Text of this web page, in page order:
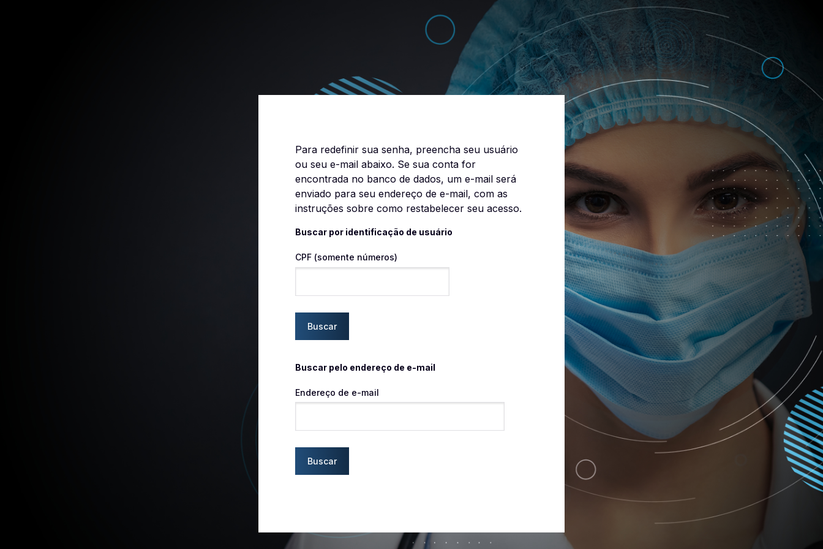
Para redefinir sua senha, preencha seu usuário
ou seu e-mail abaixo. Se sua conta for
encontrada no banco de dados, um e-mail será
enviado para seu endereço de e-mail, com as
instruções sobre como restabelecer seu acesso.
Buscar por identificação de usuário
CPF (somente números)
Buscar pelo endereço de e-mail
Endereço de e-mail